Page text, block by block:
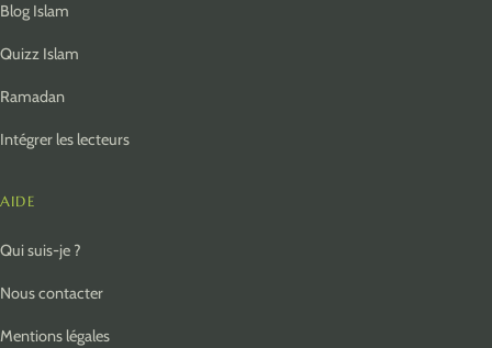
Blog Islam
Quizz Islam
Ramadan
Intégrer les lecteurs
AIDE
Qui suis-je ?
Nous contacter
Mentions légales